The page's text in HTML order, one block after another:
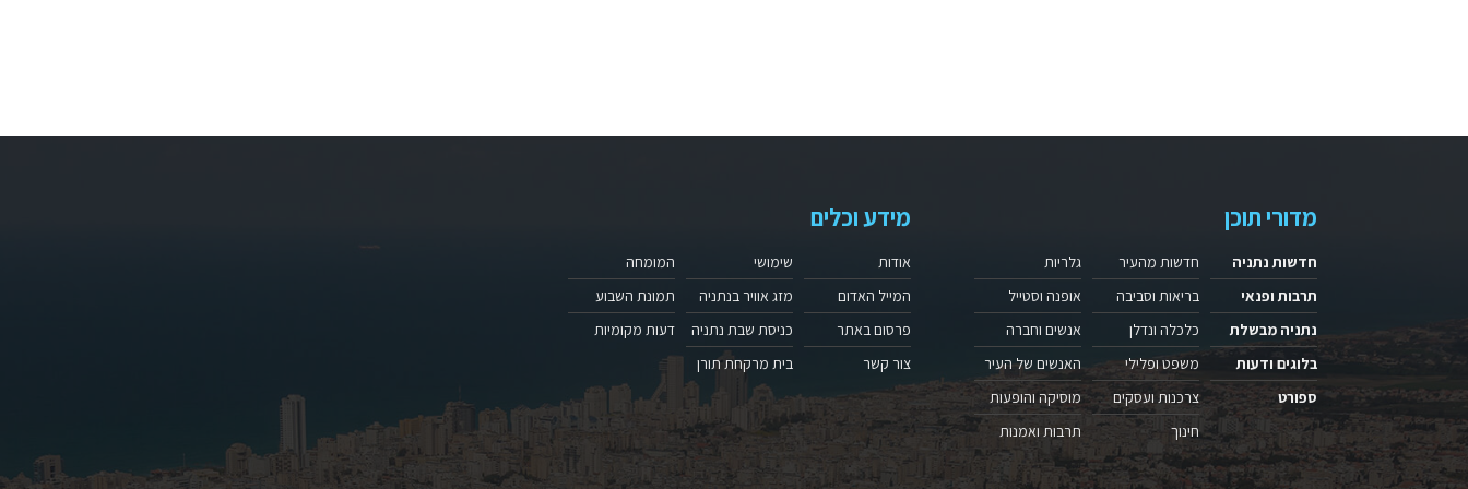
מדורי תוכן
חדשות נתניה
תרבות ופנאי
נתניה מבשלת
בלוגים ודעות
ספורט
חדשות מהעיר
בריאות וסביבה
כלכלה ונדלן
משפט ופלילי
צרכנות ועסקים
חינוך
גלריות
אופנה וסטייל
אנשים וחברה
האנשים של העיר
מוסיקה והופעות
תרבות ואמנות
מידע וכלים
אודות
המייל האדום
פרסום באתר
צור קשר
שימושי
מזג אוויר בנתניה
כניסת שבת נתניה
בית מרקחת תורן
המומחה
תמונת השבוע
דעות מקומיות